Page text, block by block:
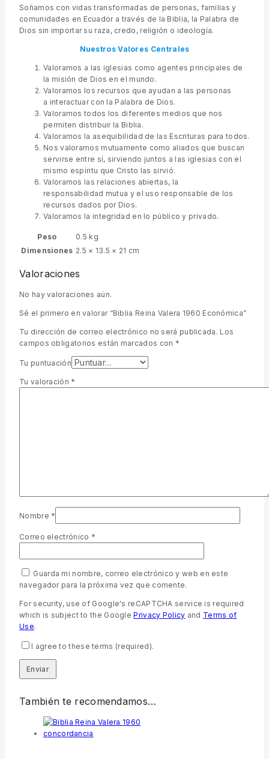
Soñamos con vidas transformadas de personas, familias y
comunidades en Ecuador a través de la Biblia, la Palabra de
Dios sin importar su raza, credo, religión o ideología.
Nuestros Valores Centrales
Valoramos a las iglesias como agentes principales de
la misión de Dios en el mundo.
Valoramos los recursos que ayudan a las personas
a interactuar con la Palabra de Dios.
Valoramos todos los diferentes medios que nos
permiten distribuir la Biblia.
Valoramos la asequibilidad de las Escrituras para todos.
Nos valoramos mutuamente como aliados que buscan
servirse entre sí, sirviendo juntos a las iglesias con el
mismo espíritu que Cristo las sirvió.
Valoramos las relaciones abiertas, la
responsabilidad mutua y el uso responsable de los
recursos dados por Dios.
Valoramos la integridad en lo público y privado.
Peso
0.5 kg
Dimensiones 2.5 × 13.5 × 21 cm
Valoraciones
No hay valoraciones aún.
Sé el primero en valorar “Biblia Reina Valera 1960 Económica”
Tu dirección de correo electrónico no será publicada. Los
campos obligatorios están marcados con *
Tu puntuación
Tu valoración *
Nombre *
Correo electrónico *
Guarda mi nombre, correo electrónico y web en este
navegador para la próxima vez que comente.
For security, use of Google's reCAPTCHA service is required
which is subject to the GooglePrivacy Policy and Terms of
Use.
I agree to these terms (required).
También te recomendamos…